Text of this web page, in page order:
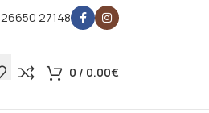
26650 27148
0 / 0.00€